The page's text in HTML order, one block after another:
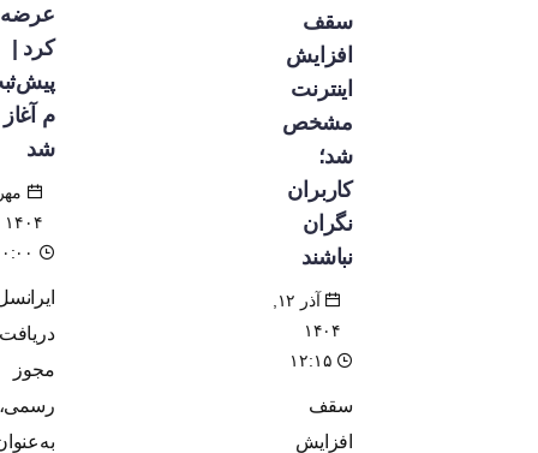
سقف
افزایش
اینترنت
مشخص
شد؛
کاربران
نگران
نباشند
آذر ۱۲,
۱۴۰۴
سقف
افزایش
عرضه
کرد |
پیش‌ثبت‌نا
م آغاز
مهر ۲,
۱۴۰۴
ایرانسل با
دریافت
مجوز
رسمی،
به‌عنوان